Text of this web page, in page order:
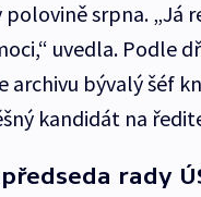
polovině srpna. „Já
uvedla. Podle
archivu bývalý šéf
kandidát na
rady